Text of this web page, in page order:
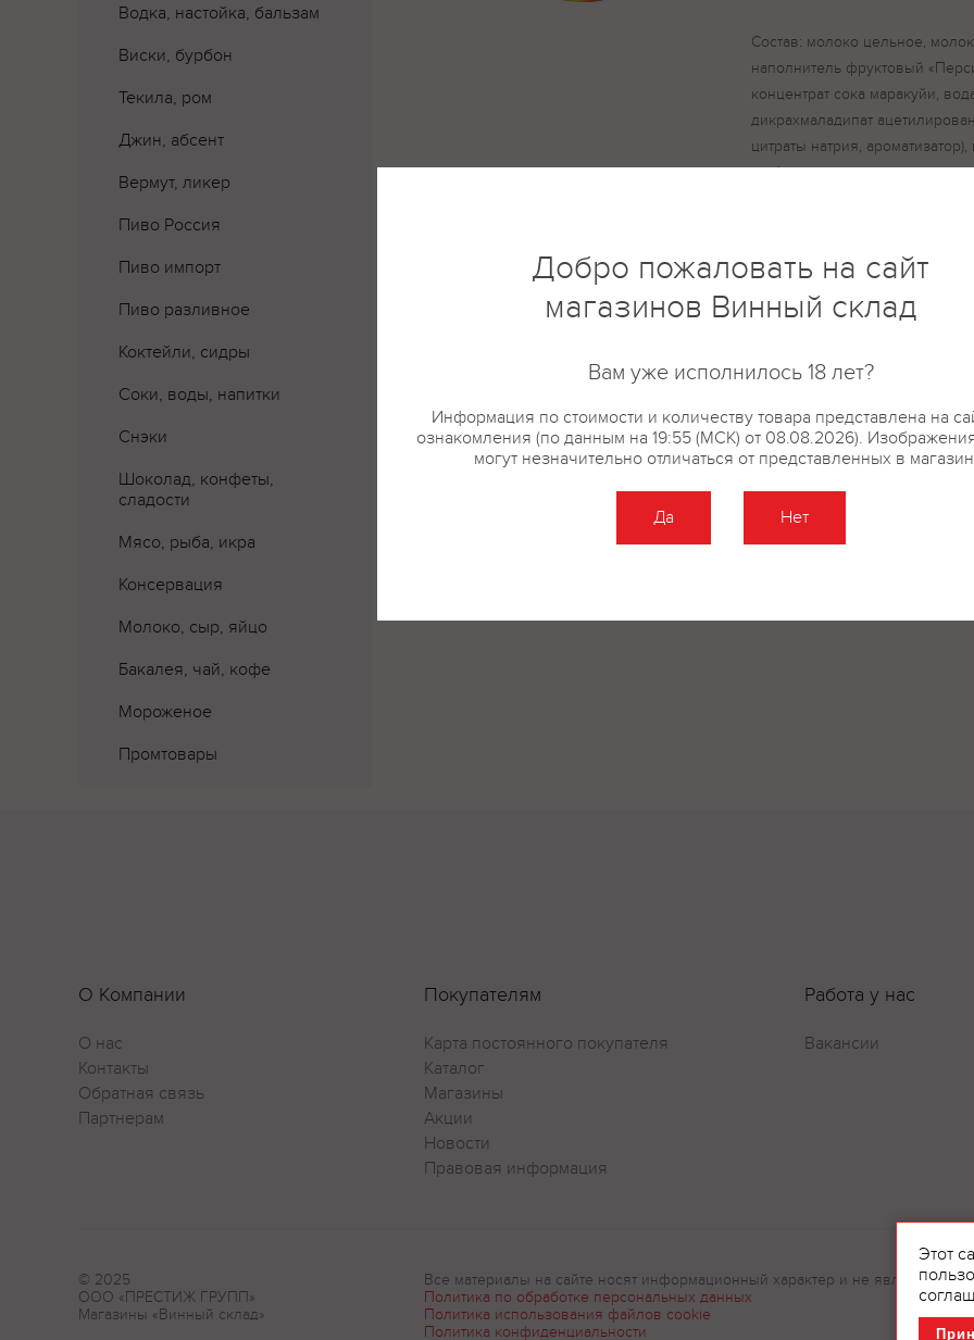
Водка, настойка, бальзам
Виски, бурбон
Текила, ром
Джин, абсент
Вермут, ликер
Пиво Россия
Пиво импорт
Пиво разливное
Коктейли, сидры
Соки, воды, напитки
Снэки
Шоколад, конфеты,
сладости
Мясо, рыба, икра
Консервация
Молоко, сыр, яйцо
Бакалея, чай, кофе
Мороженое
Промтовары
Состав: молоко цельное,
наполнитель фруктовый
концентрат сока маракуйи,
дикрахмаладипат
цитраты натрия,
стабилизатор-
термофильных
О Компании
О нас
Контакты
Обратная связь
Партнерам
Покупателям
Карта постоянного покупателя
Каталог
Магазины
Акции
Новости
Правовая информация
Работа у нас
Вакансии
© 2025
ООО «ПРЕСТИЖ ГРУПП»
Магазины «Винный склад»
Все материалы на сайте носят информационный характер и не являются
Политика по обработке персональных данных
Политика использования файлов cookie
Политика конфиденциальности
Этот
Добро пожаловать на сайт
магазинов Винный склад
Вам уже исполнилось 18 лет?
Информация по стоимости и количеству товара представлена на
ознакомления (по данным на 19:55 (МСК) от 08.08.2026).
могут незначительно отличаться от представленных в
Да Нет